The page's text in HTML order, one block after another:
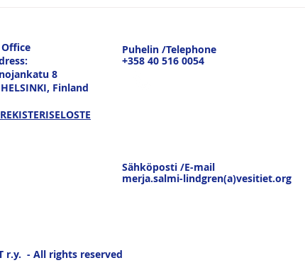
keskustelu
19.3.26
8
Finland
Puhelin /Telephone
+358 40 516 0054
Sähköposti /E-mail
merja.salmi-lindgren(a)vesitiet.org
r.y. - All rights reserved